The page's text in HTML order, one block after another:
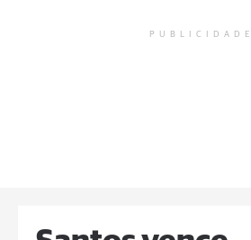
PUBLICIDADE